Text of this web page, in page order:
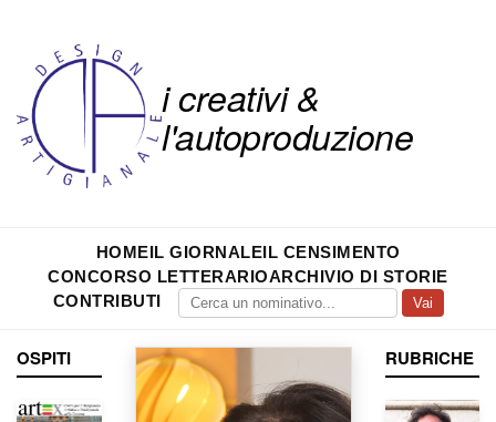
i creativi &
l'autoproduzione
HOMEIL GIORNALEIL CENSIMENTO
CONCORSO LETTERARIOARCHIVIO DI STORIE
CONTRIBUTI
Vai
OSPITI RUBRICHE